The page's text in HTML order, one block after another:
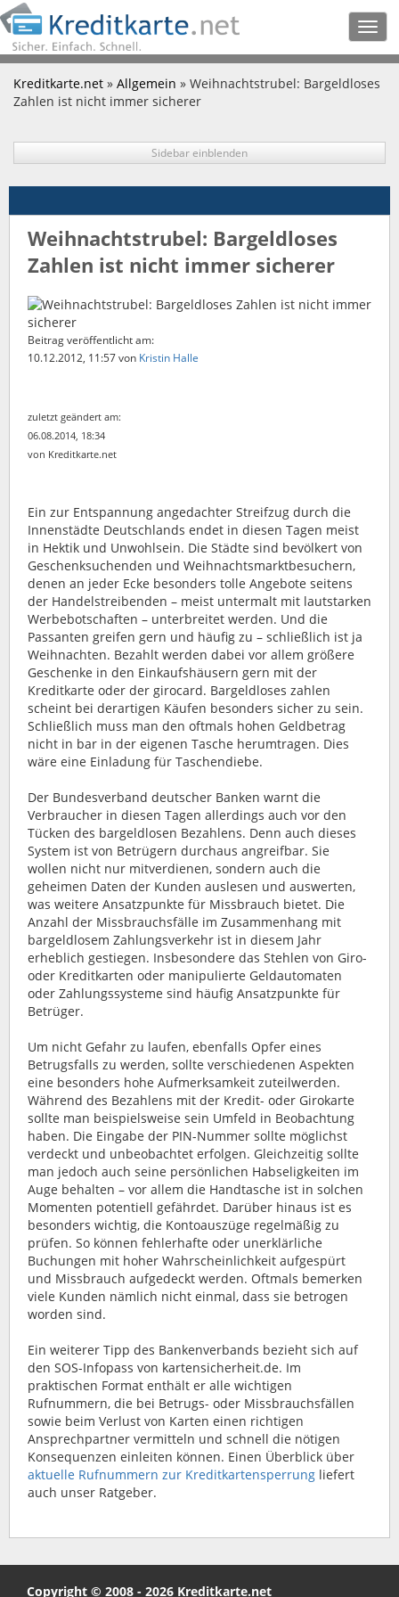
Kreditkarte.net » Allgemein » Weihnachtstrubel: Bargeldloses
Zahlen ist nicht immer sicherer
Sidebar einblenden
Weihnachtstrubel: Bargeldloses
Zahlen ist nicht immer sicherer
Beitrag veröffentlicht am:
10.12.2012, 11:57von Kristin Halle
zuletzt geändert am:
06.08.2014, 18:34
von Kreditkarte.net
Ein zur Entspannung angedachter Streifzug durch die
Innenstädte Deutschlands endet in diesen Tagen meist
in Hektik und Unwohlsein. Die Städte sind bevölkert von
Geschenksuchenden und Weihnachtsmarktbesuchern,
denen an jeder Ecke besonders tolle Angebote seitens
der Handelstreibenden – meist untermalt mit lautstarken
Werbebotschaften – unterbreitet werden. Und die
Passanten greifen gern und häufig zu – schließlich ist ja
Weihnachten. Bezahlt werden dabei vor allem größere
Geschenke in den Einkaufshäusern gern mit der
Kreditkarte oder der girocard. Bargeldloses zahlen
scheint bei derartigen Käufen besonders sicher zu sein.
Schließlich muss man den oftmals hohen Geldbetrag
nicht in bar in der eigenen Tasche herumtragen. Dies
wäre eine Einladung für Taschendiebe.
Der Bundesverband deutscher Banken warnt die
Verbraucher in diesen Tagen allerdings auch vor den
Tücken des bargeldlosen Bezahlens. Denn auch dieses
System ist von Betrügern durchaus angreifbar. Sie
wollen nicht nur mitverdienen, sondern auch die
geheimen Daten der Kunden auslesen und auswerten,
was weitere Ansatzpunkte für Missbrauch bietet. Die
Anzahl der Missbrauchsfälle im Zusammenhang mit
bargeldlosem Zahlungsverkehr ist in diesem Jahr
erheblich gestiegen. Insbesondere das Stehlen von Giro-
oder Kreditkarten oder manipulierte Geldautomaten
oder Zahlungssysteme sind häufig Ansatzpunkte für
Betrüger.
Um nicht Gefahr zu laufen, ebenfalls Opfer eines
Betrugsfalls zu werden, sollte verschiedenen Aspekten
eine besonders hohe Aufmerksamkeit zuteilwerden.
Während des Bezahlens mit der Kredit- oder Girokarte
sollte man beispielsweise sein Umfeld in Beobachtung
haben. Die Eingabe der PIN-Nummer sollte möglichst
verdeckt und unbeobachtet erfolgen. Gleichzeitig sollte
man jedoch auch seine persönlichen Habseligkeiten im
Auge behalten – vor allem die Handtasche ist in solchen
Momenten potentiell gefährdet. Darüber hinaus ist es
besonders wichtig, die Kontoauszüge regelmäßig zu
prüfen. So können fehlerhafte oder unerklärliche
Buchungen mit hoher Wahrscheinlichkeit aufgespürt
und Missbrauch aufgedeckt werden. Oftmals bemerken
viele Kunden nämlich nicht einmal, dass sie betrogen
worden sind.
Ein weiterer Tipp des Bankenverbands bezieht sich auf
den SOS-Infopass von kartensicherheit.de. Im
praktischen Format enthält er alle wichtigen
Rufnummern, die bei Betrugs- oder Missbrauchsfällen
sowie beim Verlust von Karten einen richtigen
Ansprechpartner vermitteln und schnell die nötigen
Konsequenzen einleiten können. Einen Überblick über
aktuelle Rufnummern zur Kreditkartensperrung liefert
auch unser Ratgeber.
Copyright © 2008 - 2026 Kreditkarte.net